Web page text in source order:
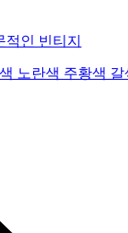
적인 빈티지
노란색 주황색